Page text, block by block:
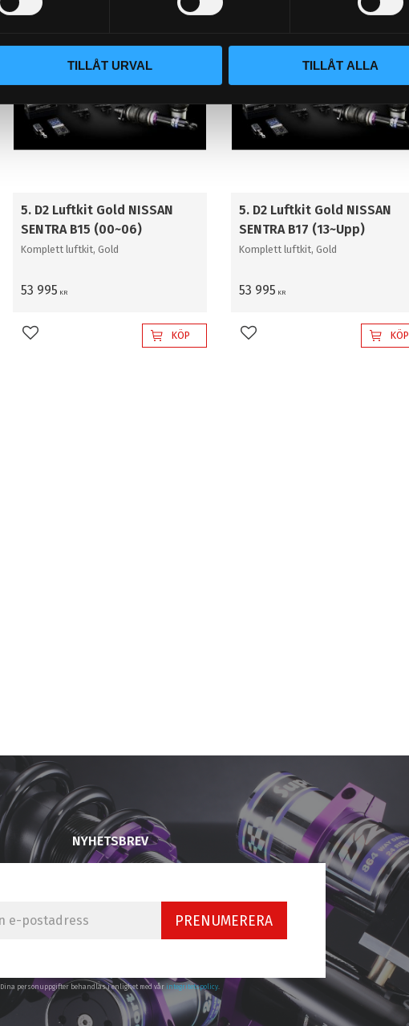
TILLÅT URVAL TILLÅT ALLA
5. D2 Luftkit Gold NISSAN
SENTRA B15 (00~06)
Komplett luftkit, Gold
53 995 KR
PRISSÄNKT!
Lägg till i favoriter KÖP
5. D2 Luftkit Gold NISSAN
SENTRA B17 (13~Upp)
Komplett luftkit, Gold
53 995 KR
PRISSÄNKT!
Lägg till i favoriter KÖP
NYHETSBREV
PRENUMERERA
Dina personuppgifter behandlas i enlighet med vår integritetspolicy